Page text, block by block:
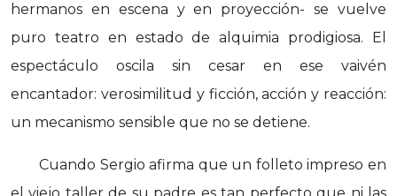
hermanos en escena y en proyección- se vuelve
puro teatro en estado de alquimia prodigiosa. El
espectáculo oscila sin cesar en ese vaivén
encantador: verosimilitud y ficción, acción y reacción:
un mecanismo sensible que no se detiene.
Cuando Sergio afirma que un folleto impreso en